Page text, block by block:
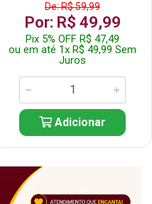
De: R$ 59,99
Por: R$ 49,99
Pix 5% OFF R$ 47,49
ou em até 1x R$ 49,99 Sem
Juros
Adicionar